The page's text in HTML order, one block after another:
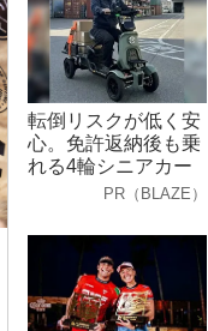
転倒リスクが低く安
心。免許返納後も乗
れる4輪シニアカー
PR（BLAZE）